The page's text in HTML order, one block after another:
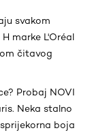
svakom
marke L'Oréal
čitavog
Probaj NOVI
Neka stalno
boja